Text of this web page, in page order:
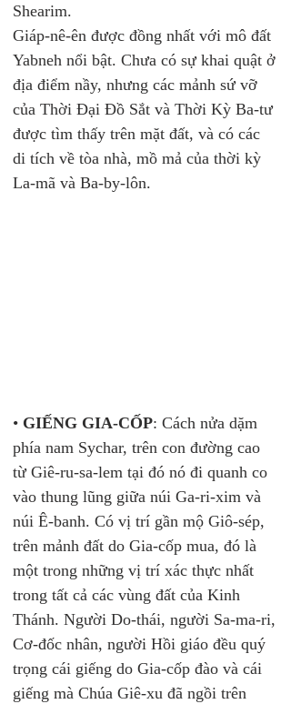
Shearim.
Giáp-nê-ên được đồng nhất với mô đất
Yabneh nổi bật. Chưa có sự khai quật ở
địa điểm nầy, nhưng các mảnh sứ vỡ
của Thời Đại Đồ Sắt và Thời Kỳ Ba-tư
được tìm thấy trên mặt đất, và có các
di tích về tòa nhà, mồ mả của thời kỳ
La-mã và Ba-by-lôn.
• GIẾNG GIA-CỐP: Cách nửa dặm
phía nam Sychar, trên con đường cao
từ Giê-ru-sa-lem tại đó nó đi quanh co
vào thung lũng giữa núi Ga-ri-xim và
núi Ê-banh. Có vị trí gần mộ Giô-sép,
trên mảnh đất do Gia-cốp mua, đó là
một trong những vị trí xác thực nhất
trong tất cả các vùng đất của Kinh
Thánh. Người Do-thái, người Sa-ma-ri,
Cơ-đốc nhân, người Hồi giáo đều quý
trọng cái giếng do Gia-cốp đào và cái
giếng mà Chúa Giê-xu đã ngồi trên